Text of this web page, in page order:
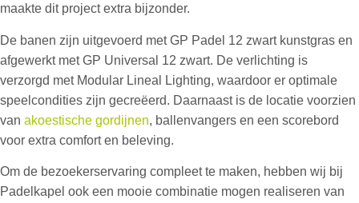
maakte dit project extra bijzonder.
De banen zijn uitgevoerd met GP Padel 12 zwart kunstgras en
afgewerkt met GP Universal 12 zwart. De verlichting is
verzorgd met Modular Lineal Lighting, waardoor er optimale
speelcondities zijn gecreëerd. Daarnaast is de locatie voorzien
van akoestische gordijnen, ballenvangers en een scorebord
voor extra comfort en beleving.
Om de bezoekerservaring compleet te maken, hebben wij bij
Padelkapel ook een mooie combinatie mogen realiseren van